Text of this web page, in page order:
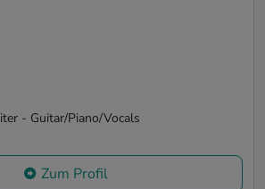
- Guitar/Piano/Vocals
Zum Profil